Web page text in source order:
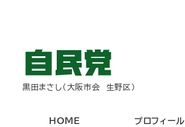
黒田まさし（大阪市会 生野区）
HOME プロフィール